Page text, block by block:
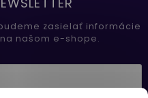
zasielať informácie
našom e-shope.